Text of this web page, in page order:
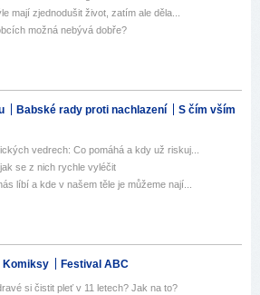
mají zjednodušit život, zatím ale děla...
možná nebývá dobře?
Babské rady proti nachlazení
S čím vším
vedrech: Co pomáhá a kdy už riskuj...
se z nich rychle vyléčit
líbí a kde v našem těle je můžeme nají...
Komiksy Festival ABC
si čistit pleť v 11 letech? Jak na to?